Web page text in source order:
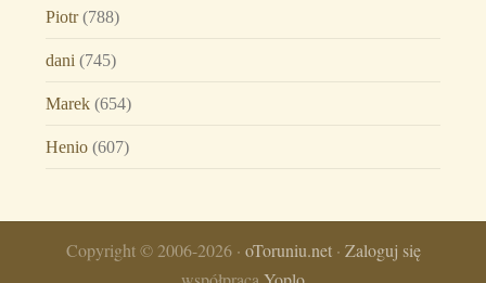
Piotr(788)
dani (745)
Marek(654)
Henio(607)
Copyright © 2006-2026 · oToruniu.net· Zaloguj się